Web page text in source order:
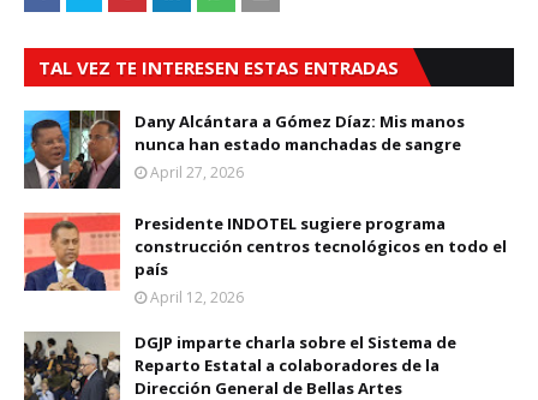
TAL VEZ TE INTERESEN ESTAS ENTRADAS
Dany Alcántara a Gómez Díaz: Mis manos
nunca han estado manchadas de sangre
April 27, 2026
Presidente INDOTEL sugiere programa
construcción centros tecnológicos en todo el
país
April 12, 2026
DGJP imparte charla sobre el Sistema de
Reparto Estatal a colaboradores de la
Dirección General de Bellas Artes